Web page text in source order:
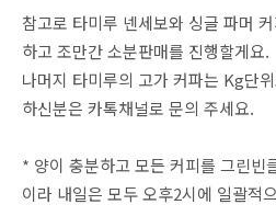
참고로 타미루 넨세보와 싱글 파머
하고 조만간 소분판매를 진행할게요.
나머지 타미루의 고가 커파는 Kg단
하신분은 카톡채널로 문의 주세요.
* 양이 충분하고 모든 커피를 그린빈
이라 내일은 모두 오후2시에 일괄적